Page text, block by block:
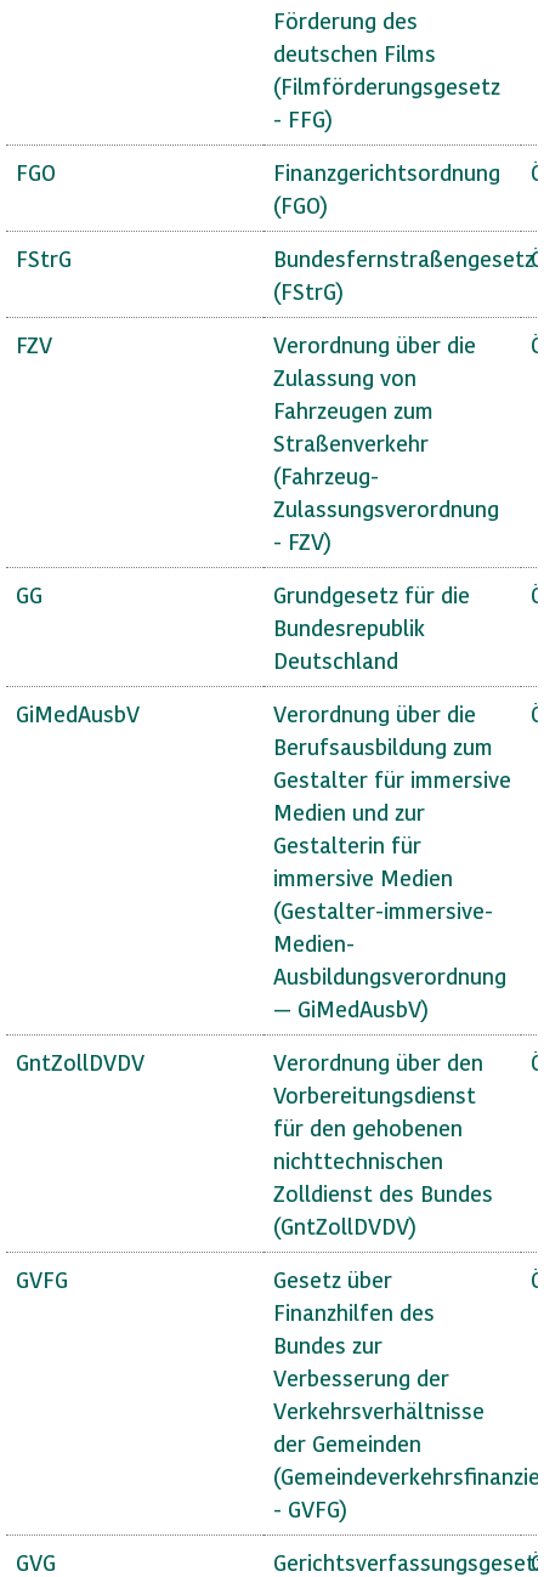
Förderung des
deutschen Films
(Filmförderungsgesetz
- FFG)
FGO
Finanzgerichtsordnung
(FGO)
FStrG
Bundesfernstraßengesetz
(FStrG)
FZV
Verordnung über die
Zulassung von
Fahrzeugen zum
Straßenverkehr
(Fahrzeug-
Zulassungsverordnung
- FZV)
GG
Grundgesetz für die
Bundesrepublik
Deutschland
GiMedAusbV
Verordnung über die
Berufsausbildung zum
Gestalter für immersive
Medien und zur
Gestalterin für
immersive Medien
(Gestalter-immersive-
Medien-
Ausbildungsverordnung
— GiMedAusbV)
GntZollDVDV
Verordnung über den
Vorbereitungsdienst
für den gehobenen
nichttechnischen
Zolldienst des Bundes
(GntZollDVDV)
GVFG
Gesetz über
Finanzhilfen des
Bundes zur
Verbesserung der
Verkehrsverhältnisse
der Gemeinden
- GVFG)
GVG
Gerichtsverfassungsgesetz